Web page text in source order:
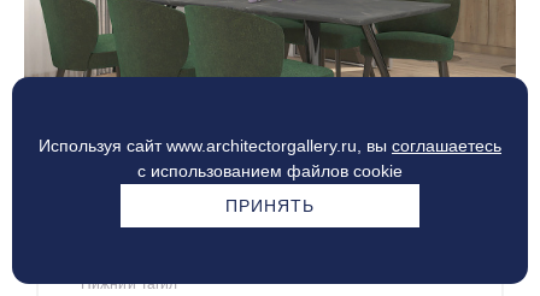
ЗАГОРОДНЫЙ ДОМ
Нижний Тагил
Используя сайт www.architectorgallery.ru, вы соглашаетесь
с использованием файлов cookie
ПРИНЯТЬ